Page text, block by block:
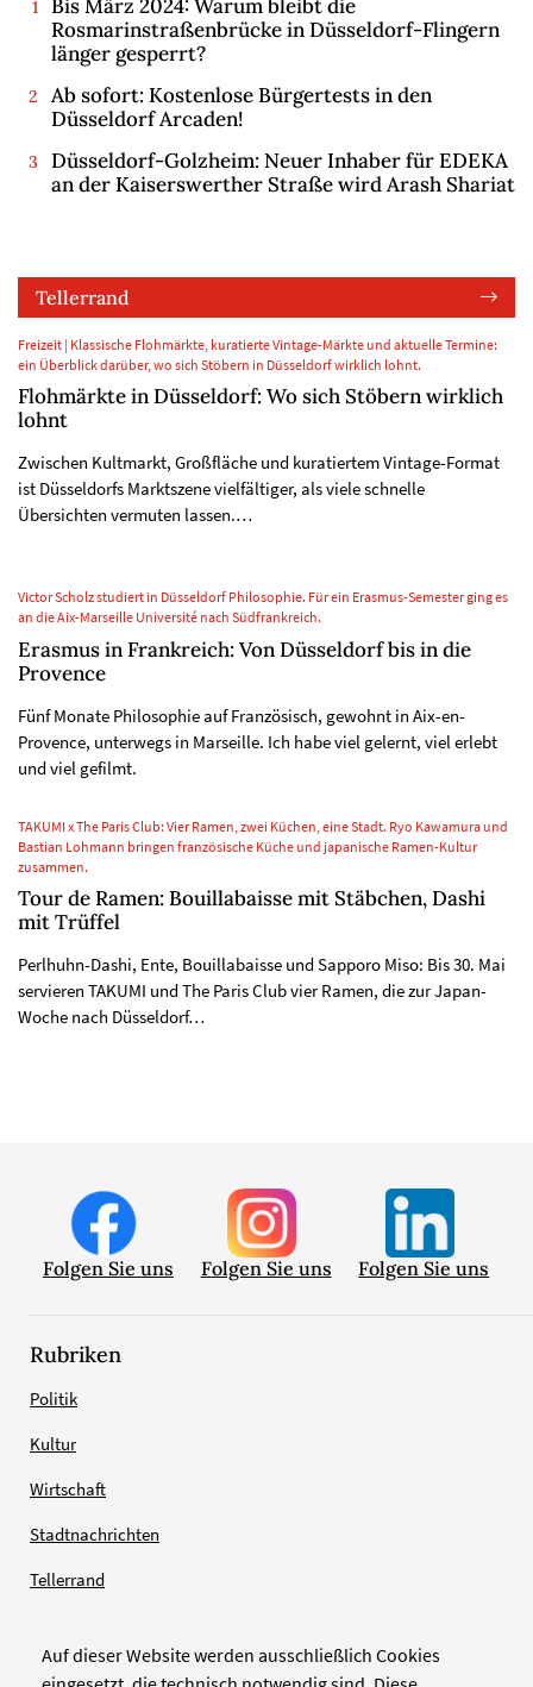
Auf dieser Website werden ausschließlich Cookies
Bis März 2024: Warum bleibt die
Rosmarinstraßenbrücke in Düsseldorf-Flingern
länger gesperrt?
Ab sofort: Kostenlose Bürgertests in den
Düsseldorf Arcaden!
Düsseldorf-Golzheim: Neuer Inhaber für EDEKA
an der Kaiserswerther Straße wird Arash Shariat
Tellerrand
Freizeit | Klassische Flohmärkte, kuratierte Vintage-Märkte und aktuelle Termine:
ein Überblick darüber, wo sich Stöbern in Düsseldorf wirklich lohnt.
Flohmärkte in Düsseldorf: Wo sich Stöbern wirklich
lohnt
Zwischen Kultmarkt, Großfläche und kuratiertem Vintage-Format
ist Düsseldorfs Marktszene vielfältiger, als viele schnelle
Übersichten vermuten lassen.…
Victor Scholz studiert in Düsseldorf Philosophie. Für ein Erasmus-Semester ging es
an die Aix-Marseille Université nach Südfrankreich.
Erasmus in Frankreich: Von Düsseldorf bis in die
Provence
Fünf Monate Philosophie auf Französisch, gewohnt in Aix-en-
Provence, unterwegs in Marseille. Ich habe viel gelernt, viel erlebt
und viel gefilmt.
TAKUMI x The Paris Club: Vier Ramen, zwei Küchen, eine Stadt. Ryo Kawamura und
Bastian Lohmann bringen französische Küche und japanische Ramen-Kultur
zusammen.
Tour de Ramen: Bouillabaisse mit Stäbchen, Dashi
mit Trüffel
Perlhuhn-Dashi, Ente, Bouillabaisse und Sapporo Miso: Bis 30. Mai
servieren TAKUMI und The Paris Club vier Ramen, die zur Japan-
Woche nach Düsseldorf…
Folgen Sie uns Folgen Sie uns Folgen Sie uns
Rubriken
Politik
Kultur
Wirtschaft
Stadtnachrichten
Tellerrand